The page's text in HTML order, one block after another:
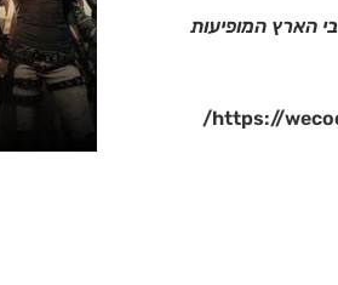
או בחנויות ברחבי הארץ המופיעות
https://